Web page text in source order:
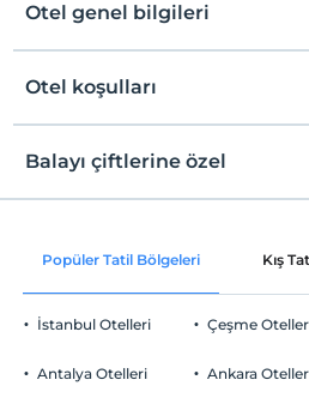
Otel genel bilgileri
Ücretsiz Wi-fi
Otel koşulları
Check/in
En erken saat 14:00 ve sonrası
Check/out
Evcil Hayvan
Sigara
Çocuklar
Balayı çiftlerine özel
Odaya şarap
Oda süslemesi
Popüler Tatil Bölgeleri Kış
İstanbul Otelleri
Antalya Otelleri
Çeşme
Ankara